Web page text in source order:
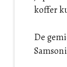
koffer
De